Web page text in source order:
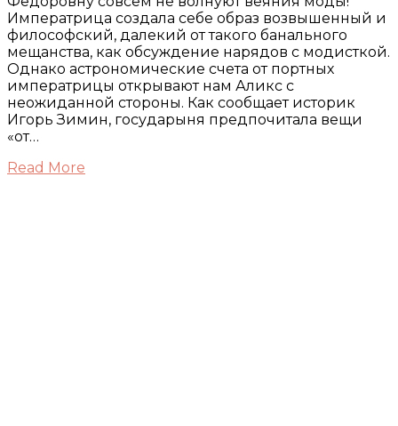
Императрица создала себе образ возвышенный и
философский, далекий от такого банального
мещанства, как обсуждение нарядов с модисткой.
Однако астрономические счета от портных
императрицы открывают нам Аликс с
неожиданной стороны. Как сообщает историк
Игорь Зимин, государыня предпочитала вещи
«от…
Read More